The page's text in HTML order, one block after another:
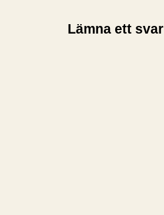
Lämna ett svar